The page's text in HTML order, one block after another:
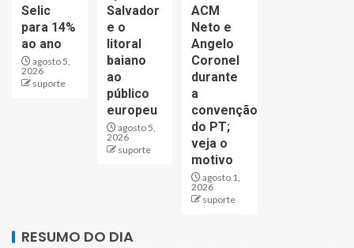
Selic
para 14%
ao ano
agosto 5,
2026
suporte
Salvador
e o
litoral
baiano
ao
público
europeu
agosto 5,
2026
suporte
ACM
Neto e
Angelo
Coronel
durante
a
convenção
do PT;
veja o
motivo
agosto 1,
2026
suporte
RESUMO DO DIA